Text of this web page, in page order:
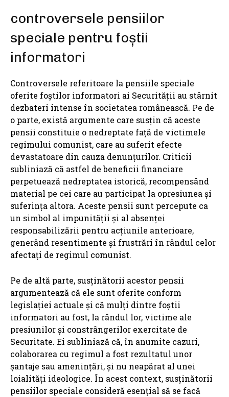
controversele pensiilor
speciale pentru foștii
informatori
Controversele referitoare la pensiile speciale
oferite foștilor informatori ai Securității au stârnit
dezbateri intense în societatea românească. Pe de
o parte, există argumente care susțin că aceste
pensii constituie o nedreptate față de victimele
regimului comunist, care au suferit efecte
devastatoare din cauza denunțurilor. Criticii
subliniază că astfel de beneficii financiare
perpetuează nedreptatea istorică, recompensând
material pe cei care au participat la opresiunea și
suferința altora. Aceste pensii sunt percepute ca
un simbol al impunității și al absenței
responsabilizării pentru acțiunile anterioare,
generând resentimente și frustrări în rândul celor
afectați de regimul comunist.
Pe de altă parte, susținătorii acestor pensii
argumentează că ele sunt oferite conform
legislației actuale și că mulți dintre foștii
informatori au fost, la rândul lor, victime ale
presiunilor și constrângerilor exercitate de
Securitate. Ei subliniază că, în anumite cazuri,
colaborarea cu regimul a fost rezultatul unor
șantaje sau amenințări, și nu neapărat al unei
loialități ideologice. În acest context, susținătorii
pensiilor speciale consideră esențial să se facă